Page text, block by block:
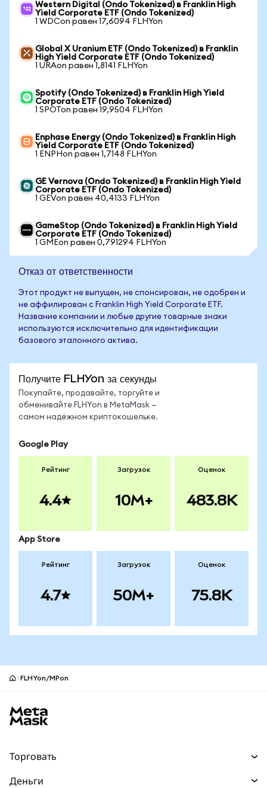
Western Digital (Ondo Tokenized) в Franklin High
Yield Corporate ETF (Ondo Tokenized)
1 WDCon равен 17,6094 FLHYon
Global X Uranium ETF (Ondo Tokenized) в Franklin
High Yield Corporate ETF (Ondo Tokenized)
1 URAon равен 1,8141 FLHYon
Spotify (Ondo Tokenized) в Franklin High Yield
Corporate ETF (Ondo Tokenized)
1 SPOTon равен 19,9504 FLHYon
Enphase Energy (Ondo Tokenized) в Franklin High
Yield Corporate ETF (Ondo Tokenized)
1 ENPHon равен 1,7148 FLHYon
GE Vernova (Ondo Tokenized) в Franklin High Yield
Corporate ETF (Ondo Tokenized)
1 GEVon равен 40,4133 FLHYon
GameStop (Ondo Tokenized) в Franklin High Yield
Corporate ETF (Ondo Tokenized)
1 GMEon равен 0,791294 FLHYon
Отказ от ответственности
Этот продукт не выпущен, не спонсирован, не одобрен и
не аффилирован с Franklin High Yield Corporate ETF.
Название компании и любые другие товарные знаки
используются исключительно для идентификации
базового эталонного актива.
Получите FLHYon за секунды
Покупайте, продавайте, торгуйте и
обменивайте FLHYon в MetaMask —
самом надёжном криптокошельке.
Google Play
Рейтинг
4.4
Загрузок
10M+
Оценок
483.8K
App Store
Рейтинг
4.7
Загрузок
50M+
Оценок
75.8K
FLHYon/MPon
Торговать
Деньги